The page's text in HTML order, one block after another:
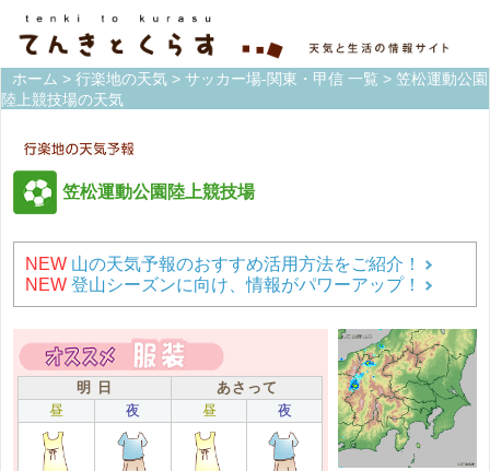
ホーム > 行楽地の天気 > サッカー場-関東・甲信 一覧 > 笠松運動公園
陸上競技場の天気
笠松運動公園陸上競技場
NEW 山の天気予報のおすすめ活用方法をご紹介！
NEW 登山シーズンに向け、情報がパワーアップ！
明 日
あさって
昼
夜 昼 夜